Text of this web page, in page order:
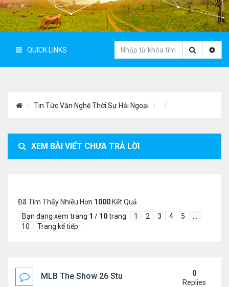
QUICK LINKS
Tin Tức Văn Nghệ Thời Sự Hải Ngoại
XEM BÀI VIẾT CHƯA TRẢ LỜI
Đã Tìm Thấy Nhiều Hơn 1000 Kết Quả
Bạn đang xem trang 1 / 10trang 1 2 3 4 5
10
Trang kế tiếp
MLB The Show 26 Stubs Tips for Efficient
0
Replies